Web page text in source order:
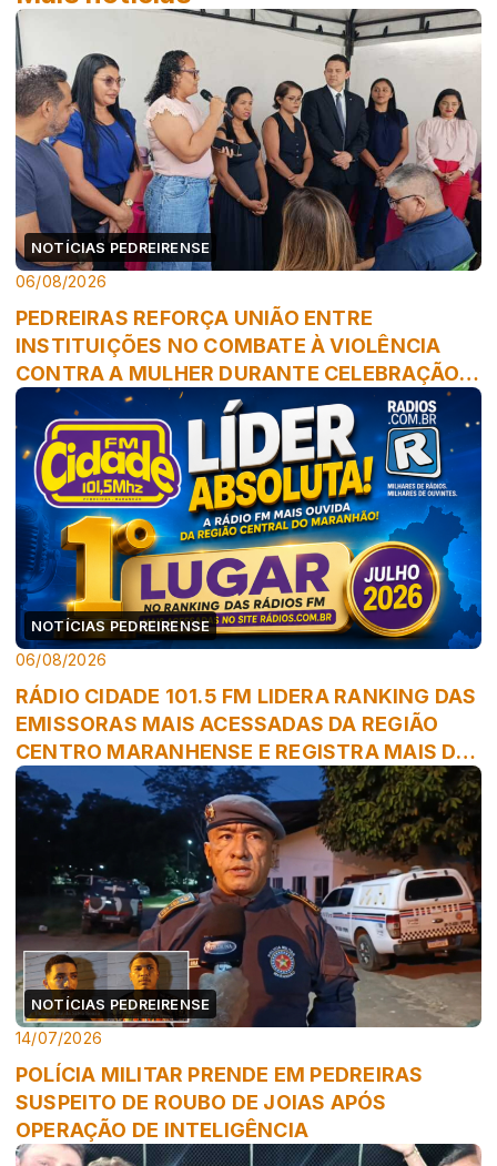
NOTÍCIAS PEDREIRENSE
06/08/2026
PEDREIRAS REFORÇA UNIÃO ENTRE
INSTITUIÇÕES NO COMBATE À VIOLÊNCIA
CONTRA A MULHER DURANTE CELEBRAÇÃO
DOS 20 ANOS DA L...
NOTÍCIAS PEDREIRENSE
06/08/2026
RÁDIO CIDADE 101.5 FM LIDERA RANKING DAS
EMISSORAS MAIS ACESSADAS DA REGIÃO
CENTRO MARANHENSE E REGISTRA MAIS DE
228 ...
NOTÍCIAS PEDREIRENSE
14/07/2026
POLÍCIA MILITAR PRENDE EM PEDREIRAS
SUSPEITO DE ROUBO DE JOIAS APÓS
OPERAÇÃO DE INTELIGÊNCIA